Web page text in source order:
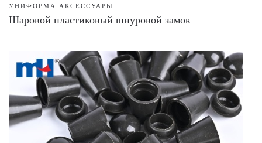
УНИФОРМА АКСЕССУАРЫ
Шаровой пластиковый шнуровой замок